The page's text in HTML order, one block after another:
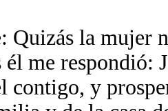
Quizás la mujer
me respondió:
contigo, y